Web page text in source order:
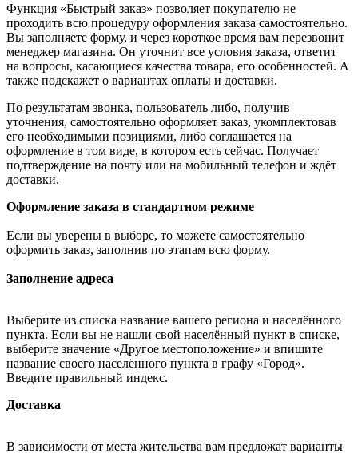
Функция «Быстрый заказ» позволяет покупателю не
проходить всю процедуру оформления заказа самостоятельно.
Вы заполняете форму, и через короткое время вам перезвонит
менеджер магазина. Он уточнит все условия заказа, ответит
на вопросы, касающиеся качества товара, его особенностей. А
также подскажет о вариантах оплаты и доставки.
По результатам звонка, пользователь либо, получив
уточнения, самостоятельно оформляет заказ, укомплектовав
его необходимыми позициями, либо соглашается на
оформление в том виде, в котором есть сейчас. Получает
подтверждение на почту или на мобильный телефон и ждёт
доставки.
Оформление заказа в стандартном режиме
Если вы уверены в выборе, то можете самостоятельно
оформить заказ, заполнив по этапам всю форму.
Заполнение адреса
Выберите из списка название вашего региона и населённого
пункта. Если вы не нашли свой населённый пункт в списке,
выберите значение «Другое местоположение» и впишите
название своего населённого пункта в графу «Город».
Введите правильный индекс.
Доставка
В зависимости от места жительства вам предложат варианты